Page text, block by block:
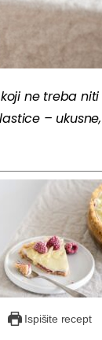
ne treba niti
– ukusne,
Ispišite recept